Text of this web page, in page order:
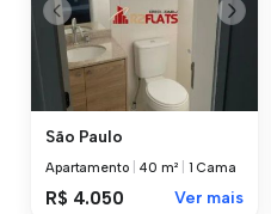
São Paulo
Apartamento 40 m² 1 Cama
R$ 4.050 Ver mais